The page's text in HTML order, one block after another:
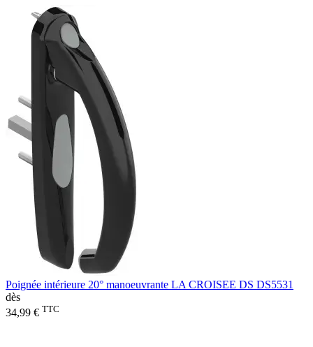
Poignée intérieure 20° manoeuvrante LA CROISEE DS DS5531
dès
34,99 € TTC